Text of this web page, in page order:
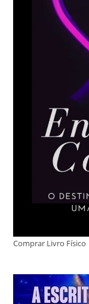
Comprar Livro Físico